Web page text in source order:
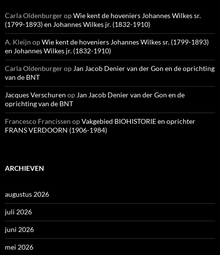
Carla OldenburgeropWie kent de hoveniers Johannes Wilkes sr.
(1799-1893) en Johannes Wilkes jr. (1832-1910)
A. Kleijn opWie kent de hoveniers Johannes Wilkes sr. (1799-1893)
en Johannes Wilkes jr. (1832-1910)
Carla Oldenburgerop Jan Jacob Denier van der Gon en de oprichting
van de BNT
Jacques Verschuren op Jan Jacob Denier van der Gon en de
oprichting van de BNT
Francesco Francissen opVakgebied BIOHISTORIE en oprichter
FRANS VERDOORN (1906-1984)
ARCHIEVEN
augustus 2026
juli 2026
juni 2026
mei 2026